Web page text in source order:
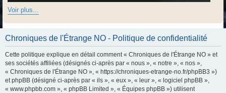
Voir plus...
Chroniques de l'Étrange NO - Politique de confidentialité
Cette politique explique en détail comment « Chroniques de l'Étrange NO » et
ses sociétés affiliées (désignés ci-après par « nous », « notre », « nos »,
« Chroniques de l'Étrange NO », « https://chroniques-etrange-no.fr/phpBB3 »)
et phpBB (désigné ci-après par « ils », « eux », « leur », « logiciel phpBB »,
« www.phpbb.com », « phpBB Limited », « Équipes phpBB ») utilisent